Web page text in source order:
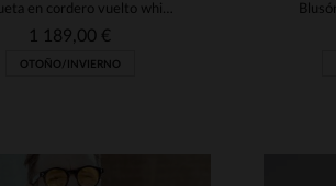
Chaqueta en cordero vuelto whisky, corte regular. Cálida y resistente.
1 189,00 €
OTOÑO/INVIERNO